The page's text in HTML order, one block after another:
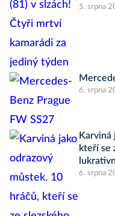
5. srpna
6. srpna
Karviná
kteří se
6. srpna